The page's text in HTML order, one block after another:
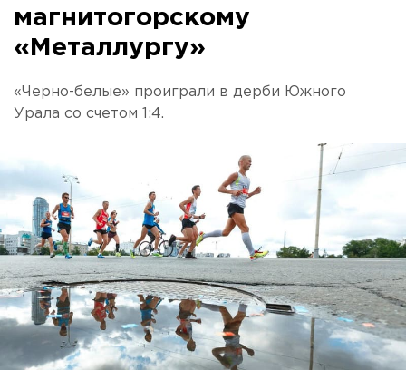
магнитогорскому
«Металлургу»
«Черно-белые» проиграли в дерби Южного
Урала со счетом 1:4.